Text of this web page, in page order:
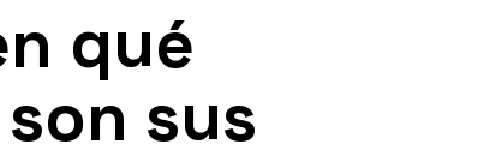
qué
sus